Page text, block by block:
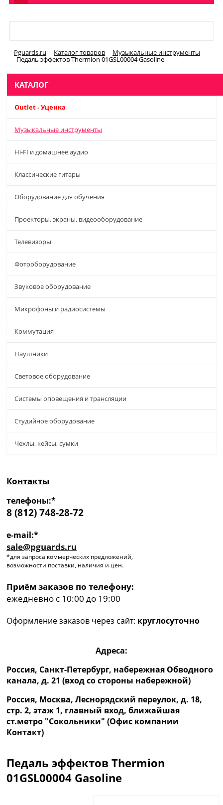
Pguards.ru Каталог товаров Музыкальные инструменты
Педаль эффектов Thermion 01GSL00004 Gasoline
КАТАЛОГ
Outlet - Уценка
Музыкальные инструменты
Hi-FI и домашнее аудио
Классические гитары
Оборудование для обучения
Проекторы, экраны, видеооборудование
Телевизоры
Фотооборудование
Звуковое оборудование
Микрофоны и радиосистемы
Коммутация
Наушники
Световое оборудование
Системы оповещения и трансляции
Студийное оборудование
Чехлы, кейсы, сумки
Контакты
телефоны:*
8 (812) 748-28-72
e-mail:*
sale@pguards.ru
*для запроса коммерческих предложений,
возможности поставки, наличия и цен.
Приём заказов по телефону:
ежедневно с 10:00 до 19:00
Оформление заказов через сайт: круглосуточно
Адреса:
Россия, Санкт-Петербург, набережная Обводного
канала, д. 21 (вход со стороны набережной)
Россия, Москва, Леснорядский переулок, д. 18,
стр. 2, этаж 1, главный вход, ближайшая
ст.метро "Сокольники" (Офис компании
Контакт)
Педаль эффектов Thermion
01GSL00004 Gasoline